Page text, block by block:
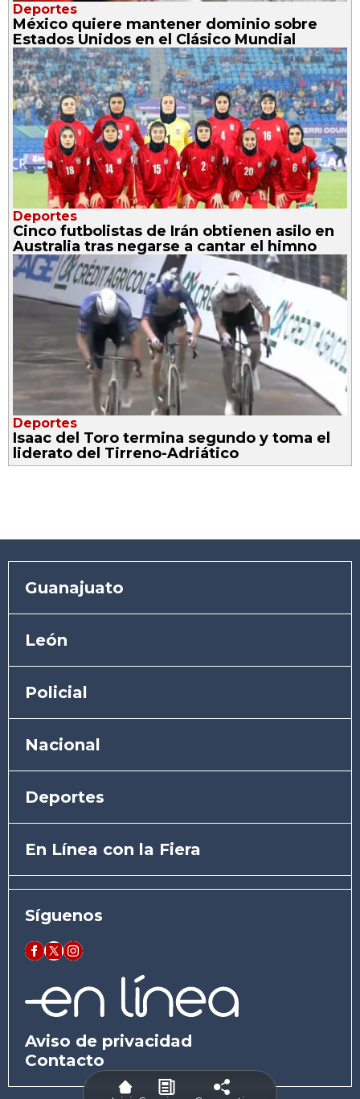
Deportes
México quiere mantener dominio sobre
Estados Unidos en el Clásico Mundial
Deportes
Cinco futbolistas de Irán obtienen asilo en
Australia tras negarse a cantar el himno
Deportes
Isaac del Toro termina segundo y toma el
liderato del Tirreno-Adriático
Guanajuato
León
Policial
Nacional
Deportes
En Línea con la Fiera
Síguenos
Aviso de privacidad
Contacto